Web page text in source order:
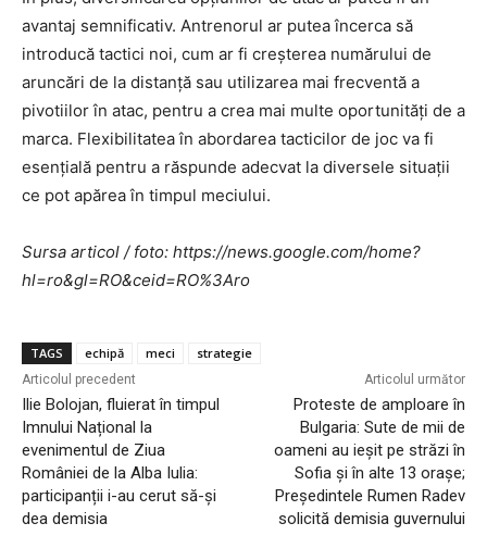
avantaj semnificativ. Antrenorul ar putea încerca să
introducă tactici noi, cum ar fi creșterea numărului de
aruncări de la distanță sau utilizarea mai frecventă a
pivotiilor în atac, pentru a crea mai multe oportunități de a
marca. Flexibilitatea în abordarea tacticilor de joc va fi
esențială pentru a răspunde adecvat la diversele situații
ce pot apărea în timpul meciului.
Sursa articol / foto: https://news.google.com/home?
hl=ro&gl=RO&ceid=RO%3Aro
TAGS echipă meci strategie
Articolul precedent
Ilie Bolojan, fluierat în timpul
Imnului Național la
evenimentul de Ziua
României de la Alba Iulia:
participanții i-au cerut să-și
dea demisia
Articolul următor
Proteste de amploare în
Bulgaria: Sute de mii de
oameni au ieșit pe străzi în
Sofia și în alte 13 orașe;
Președintele Rumen Radev
solicită demisia guvernului